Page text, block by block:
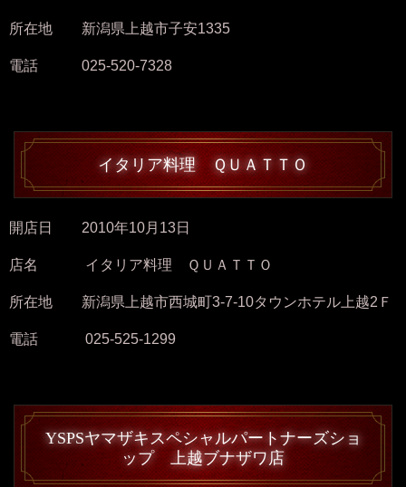
所在地 新潟県上越市子安1335
電話 025-520-7328
イタリア料理 ＱＵＡＴＴＯ
開店日 2010年10月13日
店名 イタリア料理 ＱＵＡＴＴＯ
所在地 新潟県上越市西城町3-7-10タウンホテル上越2Ｆ
電話 025-525-1299
YSPSヤマザキスペシャルパートナーズショ
ップ 上越ブナザワ店